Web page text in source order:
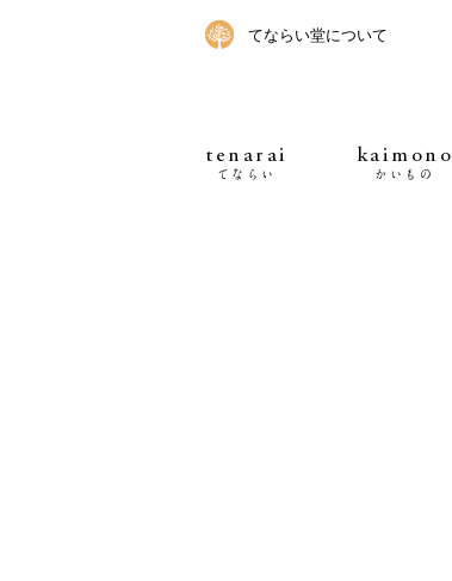
てならい堂について
tenarai
てならい
kaimono
かいもの